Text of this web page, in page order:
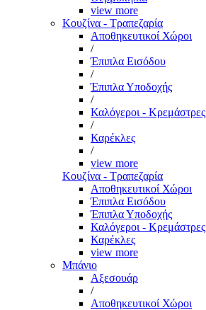
view more
Κουζίνα - Τραπεζαρία
Αποθηκευτικοί Χώροι
/
Έπιπλα Εισόδου
/
Έπιπλα Υποδοχής
/
Καλόγεροι - Κρεμάστρες
/
Καρέκλες
/
view more
Κουζίνα - Τραπεζαρία
Αποθηκευτικοί Χώροι
Έπιπλα Εισόδου
Έπιπλα Υποδοχής
Καλόγεροι - Κρεμάστρες
Καρέκλες
view more
Μπάνιο
Αξεσουάρ
/
Αποθηκευτικοί Χώροι